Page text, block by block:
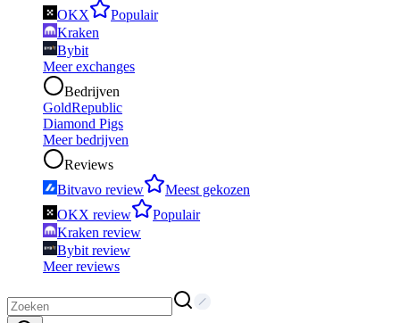
OKX
Populair
Kraken
Bybit
Meer exchanges
Bedrijven
GoldRepublic
Diamond Pigs
Meer bedrijven
Reviews
Bitvavo review
Meest gekozen
OKX review
Populair
Kraken review
Bybit review
Meer reviews